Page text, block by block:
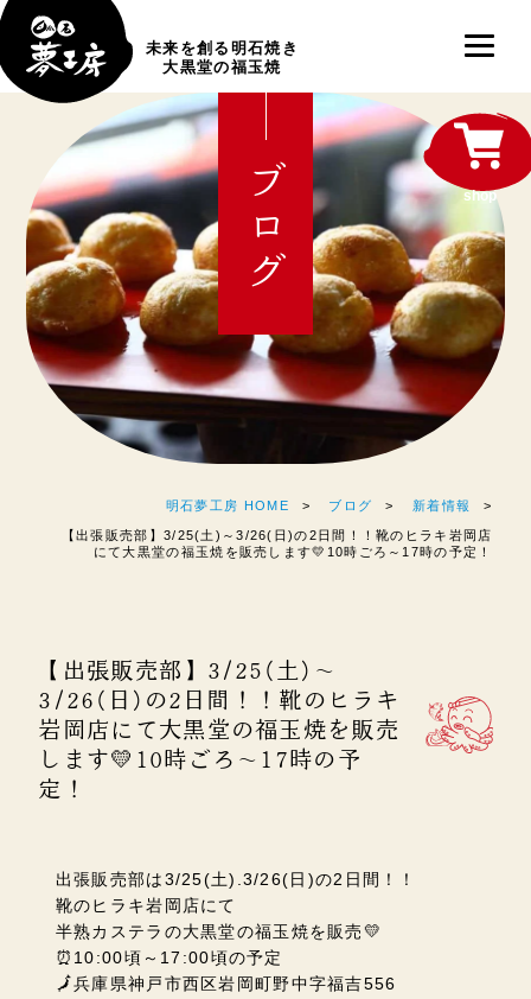
未来を創る明石焼き
大黒堂の福玉焼
ブログ
明石夢工房 HOME ブログ 新着情報
【出張販売部】3/25(土)～3/26(日)の2日間！！靴のヒラキ岩岡店
にて大黒堂の福玉焼を販売します💛10時ごろ～17時の予定！
【出張販売部】3/25(土)～
3/26(日)の2日間！！靴のヒラキ
岩岡店にて大黒堂の福玉焼を販売
します💛10時ごろ～17時の予
定！
出張販売部は3/25(土).3/26(日)の2日間！！
靴のヒラキ岩岡店にて
半熟カステラの大黒堂の福玉焼を販売💛
⏰10:00頃～17:00頃の予定
🗾兵庫県神戸市西区岩岡町野中字福吉556
shop